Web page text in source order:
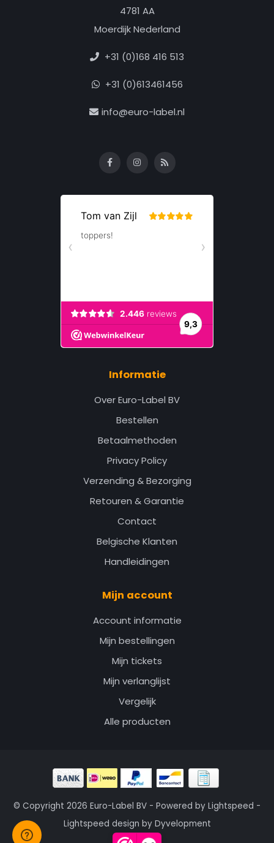
4781 AA
Moerdijk Nederland
+31 (0)168 416 513
+31 (0)613461456
info@euro-label.nl
Informatie
Over Euro-Label BV
Bestellen
Betaalmethoden
Privacy Policy
Verzending & Bezorging
Retouren & Garantie
Contact
Belgische Klanten
Handleidingen
Mijn account
Account informatie
Mijn bestellingen
Mijn tickets
Mijn verlanglijst
Vergelijk
Alle producten
© Copyright 2026 Euro-Label BV - Powered by Lightspeed -
Lightspeed design by Dyvelopment